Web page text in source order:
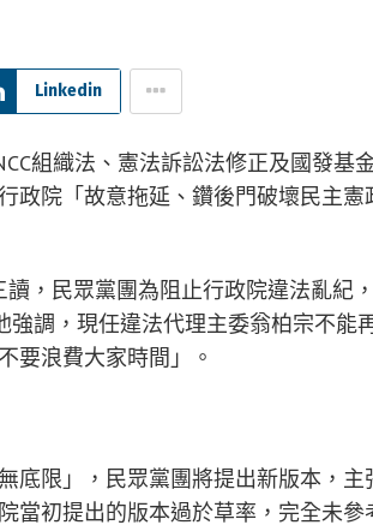
Linkedin
組織法、憲法訴訟法修正及國發基
政院「故意拖延、鑽後門破壞民主憲
，民眾黨團為阻止行政院違法亂紀
調，現任違法代理主委翁柏宗不能
要浪費大家時間」。
底限」，民眾黨團將提出新版本，主
當初提出的版本過於草率，完全未參